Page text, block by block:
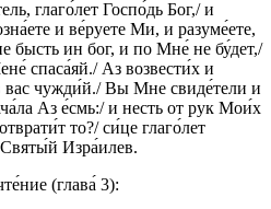
глаго́лет Госпо́дь Бог,/ и
и ве́руете Ми, и разуме́ете,
бысть ин бог, и по Мне́ не бу́дет,/
спаса́яй./ Аз возвести́х и
вас чужди́й./ Вы Мне свиде́тели и
Аз е́смь:/ и несть от рук Мои́х
то?/ си́це глаго́лет
Святы́й Изра́илев.
(глава́ 3):